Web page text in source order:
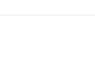
Lab